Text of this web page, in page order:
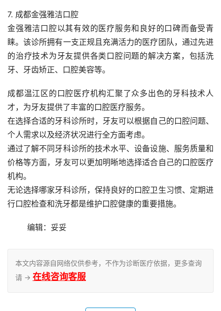
7. 成都金强雅洁口腔
金强雅洁口腔以其有效的医疗服务和良好的口碑而备受青
睐。该诊所拥有一支正规且充满活力的医疗团队，通过先进
的治疗技术为牙友提供各类口腔问题的解决方案，包括洗
牙、牙齿矫正、口腔美容等。
成都温江区的口腔医疗机构汇聚了众多出色的牙科技术人
才，为牙友提供了丰富的口腔医疗服务。
在选择合适的牙科诊所时，牙友可以根据自己的口腔问题、
个人需求以及经济状况进行全方面考虑。
通过了解不同牙科诊所的技术水平、设备设施、服务质量和
价格等方面，牙友可以更加明晰地选择适合自己的口腔医疗
机构。
无论选择哪家牙科诊所，保持良好的口腔卫生习惯、定期进
行口腔检查和洗牙都是维护口腔健康的重要措施。
	编辑：妥妥
本文内容源自网络仅供参考，不作为诊断医疗依据，更多查询
请 → 在线咨询客服